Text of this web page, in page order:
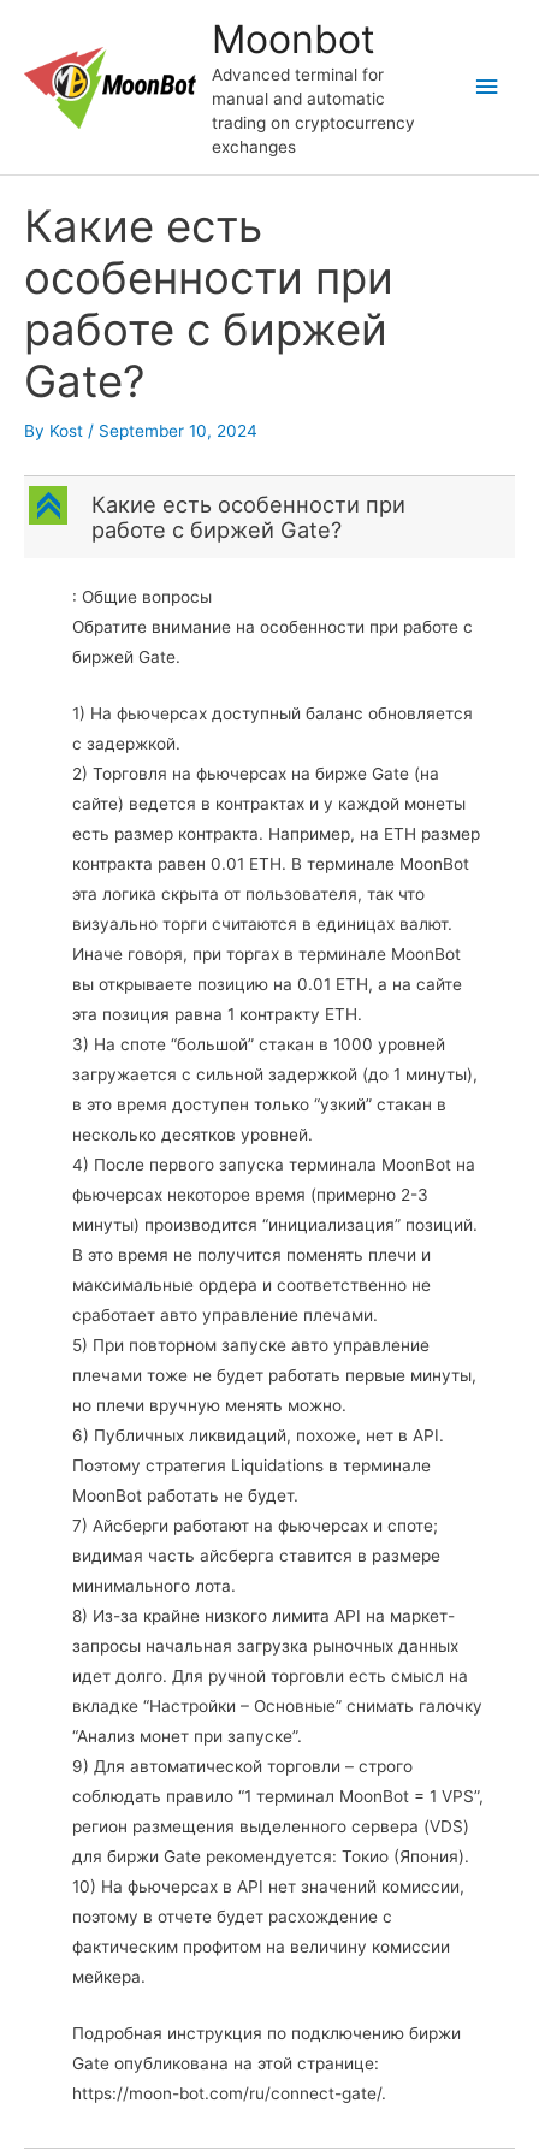
content
Moonbot
Advanced terminal for
manual and automatic
trading on cryptocurrency
exchanges
Main
Какие есть
особенности при
работе с биржей
Gate?
By Kost / September 10, 2024
C
Какие есть особенности при
работе с биржей Gate?
: Общие вопросы
Обратите внимание на особенности при работе с
биржей Gate.
1) На фьючерсах доступный баланс обновляется
с задержкой.
2) Торговля на фьючерсах на бирже Gate (на
сайте) ведется в контрактах и у каждой монеты
есть размер контракта. Например, на ETH размер
контракта равен 0.01 ETH. В терминале MoonBot
эта логика скрыта от пользователя, так что
визуально торги считаются в единицах валют.
Иначе говоря, при торгах в терминале MoonBot
вы открываете позицию на 0.01 ETH, а на сайте
эта позиция равна 1 контракту ETH.
3) На споте “большой” стакан в 1000 уровней
загружается с сильной задержкой (до 1 минуты),
в это время доступен только “узкий” стакан в
несколько десятков уровней.
4) После первого запуска терминала MoonBot на
фьючерсах некоторое время (примерно 2-3
минуты) производится “инициализация” позиций.
В это время не получится поменять плечи и
максимальные ордера и соответственно не
сработает авто управление плечами.
5) При повторном запуске авто управление
плечами тоже не будет работать первые минуты,
но плечи вручную менять можно.
6) Публичных ликвидаций, похоже, нет в API.
Поэтому стратегия Liquidations в терминале
MoonBot работать не будет.
7) Айсберги работают на фьючерсах и споте;
видимая часть айсберга ставится в размере
минимального лота.
8) Из-за крайне низкого лимита API на маркет-
запросы начальная загрузка рыночных данных
идет долго. Для ручной торговли есть смысл на
вкладке “Настройки – Основные” снимать галочку
“Анализ монет при запуске”.
9) Для автоматической торговли – строго
соблюдать правило “1 терминал MoonBot = 1 VPS”,
регион размещения выделенного сервера (VDS)
для биржи Gate рекомендуется: Токио (Япония).
10) На фьючерсах в API нет значений комиссии,
поэтому в отчете будет расхождение с
фактическим профитом на величину комиссии
мейкера.
Подробная инструкция по подключению биржи
Gate опубликована на этой странице:
https://moon-bot.com/ru/connect-gate/.